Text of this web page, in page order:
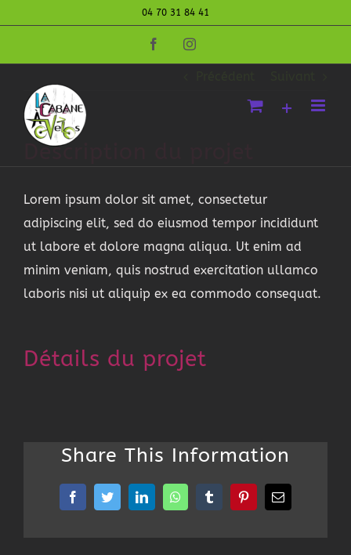
04 70 31 84 41
FacebookInstagram
Portfolio 16
Description du projet
Lorem ipsum dolor sit amet, consectetur
adipiscing elit, sed do eiusmod tempor incididunt
ut labore et dolore magna aliqua. Ut enim ad
minim veniam, quis nostrud exercitation ullamco
laboris nisi ut aliquip ex ea commodo consequat.
Détails du projet
Share This Information
FacebookTwitterLinkedInWhatsAppTumblrPinterestEmail